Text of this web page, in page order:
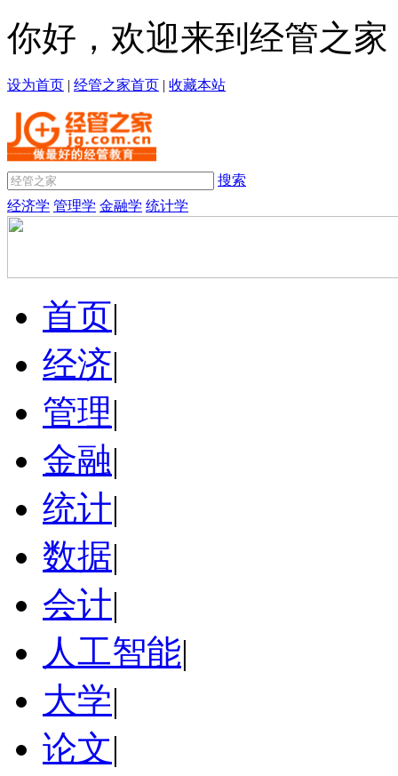
你好，欢迎来到经管之家
设为首页 | 经管之家首页 | 收藏本站
搜索
经济学 管理学 金融学 统计学
首页|
经济|
管理|
金融|
统计|
数据|
会计|
人工智能|
大学|
论文|